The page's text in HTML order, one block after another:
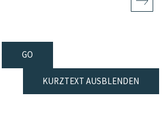
KURZTEXT AUSBLENDEN